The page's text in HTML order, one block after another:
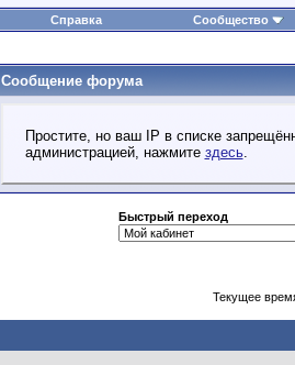
Справка Сообщество
Сообщение форума
Простите, но ваш IP в списке
администрацией, нажмите здесь.
Быстрый переход
Текущее